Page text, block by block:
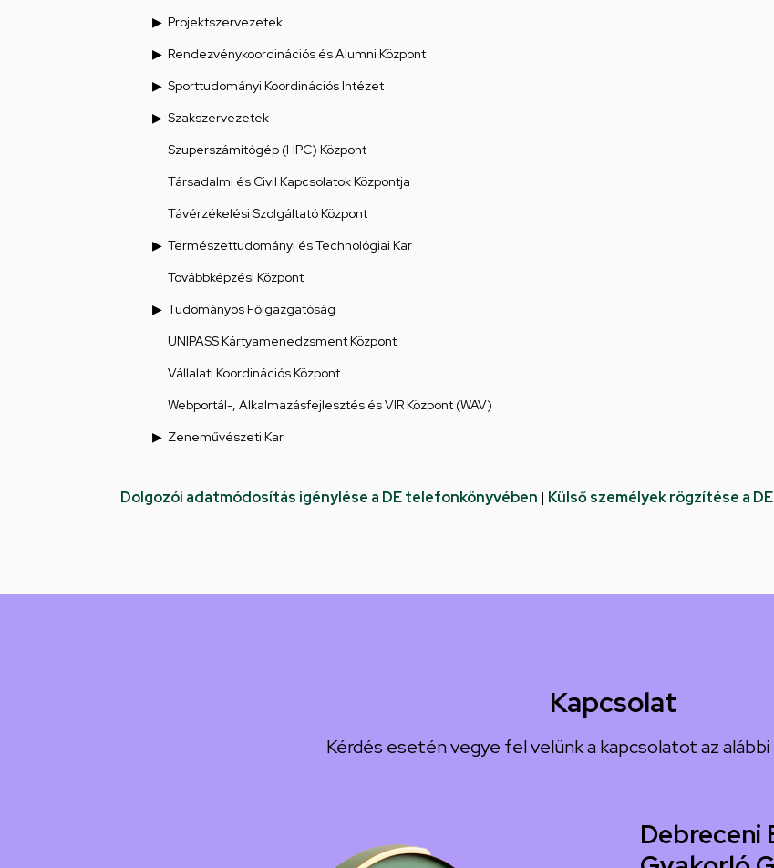
Projektszervezetek
Rendezvénykoordinációs és Alumni Központ
Sporttudományi Koordinációs Intézet
Szakszervezetek
Szuperszámítógép (HPC) Központ
Társadalmi és Civil Kapcsolatok Központja
Távérzékelési Szolgáltató Központ
Természettudományi és Technológiai Kar
Továbbképzési Központ
Tudományos Főigazgatóság
UNIPASS Kártyamenedzsment Központ
Vállalati Koordinációs Központ
Webportál-, Alkalmazásfejlesztés és VIR Központ (WAV)
Zeneművészeti Kar
Dolgozói adatmódosítás igénylése a DE telefonkönyvében | Külső személyek rögzítése a
Kapcsolat
Kérdés esetén vegye fel velünk a kapcsolatot az
Debreceni